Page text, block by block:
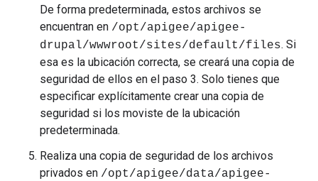
De forma predeterminada, estos archivos se
encuentran en /opt/apigee/apigee-
drupal/wwwroot/sites/default/files. Si
esa es la ubicación correcta, se creará una copia de
seguridad de ellos en el paso 3. Solo tienes que
especificar explícitamente crear una copia de
seguridad si los moviste de la ubicación
predeterminada.
Realiza una copia de seguridad de los archivos
privados en /opt/apigee/data/apigee-